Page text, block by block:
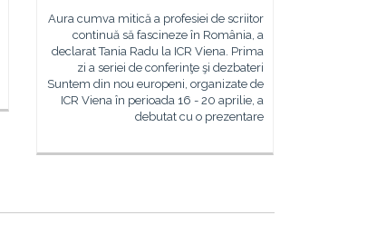
Aura cumva mitică a profesiei de scriitor
continuă să fascineze în România, a
declarat Tania Radu la ICR Viena. Prima
zi a seriei de conferinţe şi dezbateri
Suntem din nou europeni, organizate de
ICR Viena în perioada 16 - 20 aprilie, a
debutat cu o prezentare